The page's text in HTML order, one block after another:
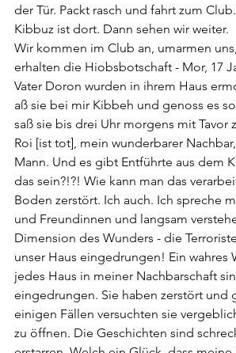
der Tür. Packt rasch und fahrt zum
Kibbuz ist dort. Dann sehen wir weiter.
Wir kommen im Club an, umarmen
erhalten die Hiobsbotschaft - Mor, 17
Vater Doron wurden in ihrem Haus
aß sie bei mir Kibbeh und genoss es
saß sie bis drei Uhr morgens mit Tavor
Roi [ist tot], mein wunderbarer
Mann. Und es gibt Entführte aus dem
das sein?!?! Wie kann man das
Boden zerstört. Ich auch. Ich spreche
und Freundinnen und langsam
Dimension des Wunders - die
unser Haus eingedrungen! Ein wahres
jedes Haus in meiner Nachbarschaft
eingedrungen. Sie haben zerstört und
einigen Fällen versuchten sie
zu öffnen. Die Geschichten sind